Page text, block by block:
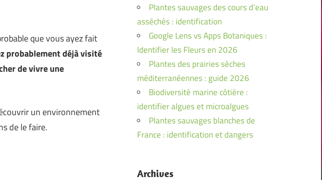
que vous ayez fait
probablement déjà visité
de vivre une
un environnement
de le faire.
Plantes sauvages des cours d’eau
asséchés : identification
Google Lens vs Apps Botaniques :
Identifier les Fleurs en 2026
Plantes des prairies sèches
méditerranéennes : guide 2026
Biodiversité marine côtière :
identifier algues et microalgues
Plantes sauvages blanches de
France : identification et dangers
Archives